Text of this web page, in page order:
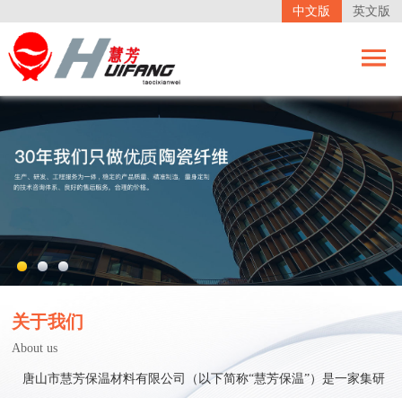
中文版 英文版
关于我们
About us
唐山市慧芳保温材料有限公司（以下简称“慧芳保温”）是一家集研